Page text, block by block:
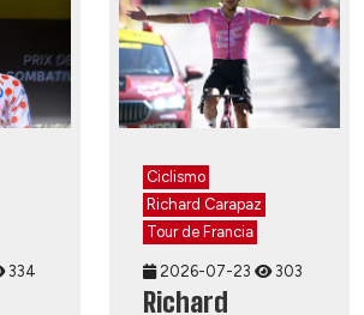
334
Ciclismo
Richard Carapaz
Tour de Francia
2026-07-23 303
Richard